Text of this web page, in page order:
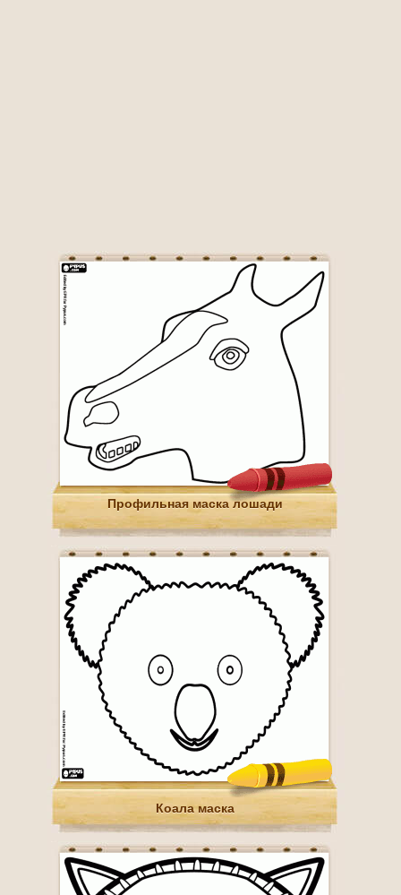
Профильная маска лошади
Коала маска